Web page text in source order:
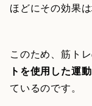
ほどにその効果
このため、筋ト
トを使用した運
ているのです。